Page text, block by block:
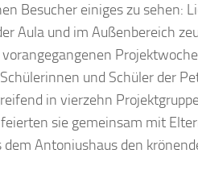
Besucher einiges zu sehen:
Aula und im Außenbereich
und Schüler der
in vierzehn
sie gemeinsam mit
Antoniushaus den